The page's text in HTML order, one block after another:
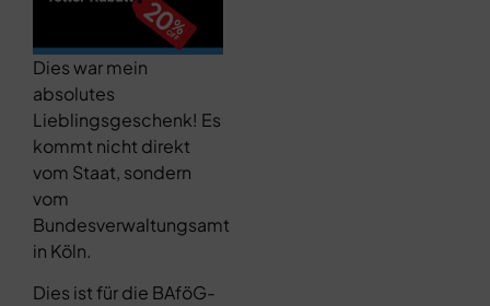
Dies war mein
absolutes
Lieblingsgeschenk! Es
kommt nicht direkt
vom Staat, sondern
vom
Bundesverwaltungsamt
in Köln.
Dies ist für die BAföG-